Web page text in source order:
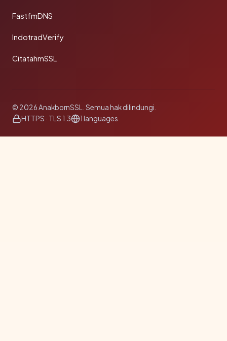
FastfmDNS
IndotradVerify
CitatahmSSL
© 2026 AnakbornSSL. Semua hak dilindungi.
HTTPS · TLS 1.3
1 languages